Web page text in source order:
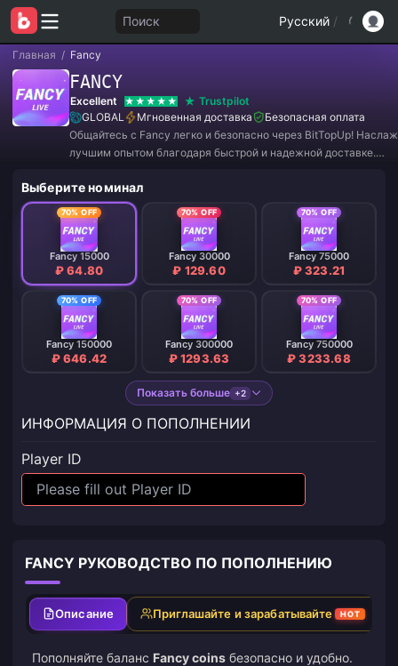
Поиск Русский /
Главная / Fancy
FANCY
Excellent
Trustpilot
GLOBAL
Мгновенная доставка
Безопасная оплата
Общайтесь с Fancy легко и безопасно через BitTopUp!
лучшим опытом благодаря быстрой и надежной доставке.
предложения и потрясающие скидки!
Выберите номинал
70% OFF
Fancy 15000
₽ 64.80
70% OFF
Fancy 30000
₽ 129.60
70% OFF
Fancy 75000
₽ 323.21
70% OFF
Fancy 150000
₽ 646.42
70% OFF
Fancy 300000
₽ 1293.63
70% OFF
Fancy 750000
₽ 3233.68
Показать больше +2
ИНФОРМАЦИЯ О ПОПОЛНЕНИИ
Player ID
FANCY РУКОВОДСТВО ПО ПОПОЛНЕНИЮ
Описание Приглашайте и зарабатывайте HOT
Пополняйте баланс Fancy coins безопасно и удобно.